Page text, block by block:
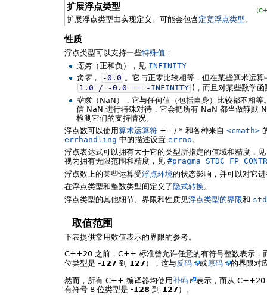
扩展浮点类型
扩展浮点类型由实现定义。可能会包含定宽浮点类型。
性质
浮点类型可以支持一些特殊值 ：
无穷（正和负），见 INFINITY
负零， -0.0 。它与正零比较相等，但在某些算术运
1.0
/ -0.0 == - INFINITY )，而且对某些数学
非数（NaN），它与任何值（包括自身）比较都不相
信 NaN 进行特殊对待，它会把所有 NaN 都当做静默
检测它们的支持情况。
浮点数可以使用算术运算符 + - / * 和各种来自 <cmath>
errhandling 中的描述设置 errno。
浮点表达式可以拥有大于它的类型所指定的值域和精度，
视为拥有无限范围和精度，见 #pragma STDC
浮点数上的某些运算受浮点环境的状态影响，并可以对它
在浮点类型和整数类型间定义了 隐式转换。
浮点类型的其他细节、界限和性质见浮点类型的界限和
取值范围
下表提供常用数值表示的界限的参考。
C++20 之前，C++ 标准曾允许任意的有符号整数表示，
位类型是 -127 到 127 ），这与反码 或原码
的界限对
然而，所有 C++ 编译器均使用补码
表示，而从 C++20
有符号 8 位类型是 -128 到 127 ）。